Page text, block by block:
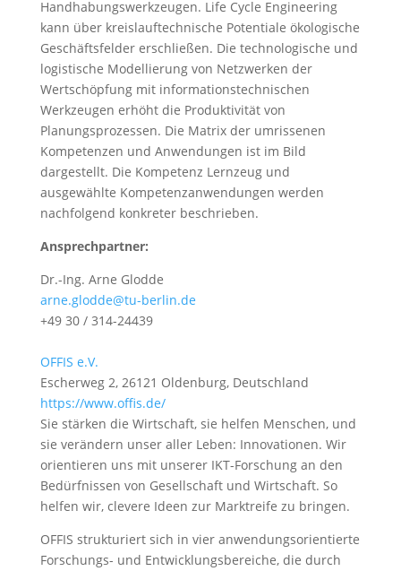
Handhabungswerkzeugen. Life Cycle Engineering
kann über kreislauftechnische Potentiale ökologische
Geschäftsfelder erschließen. Die technologische und
logistische Modellierung von Netzwerken der
Wertschöpfung mit informationstechnischen
Werkzeugen erhöht die Produktivität von
Planungsprozessen. Die Matrix der umrissenen
Kompetenzen und Anwendungen ist im Bild
dargestellt. Die Kompetenz Lernzeug und
ausgewählte Kompetenzanwendungen werden
nachfolgend konkreter beschrieben.
Ansprechpartner:
Dr.-Ing. Arne Glodde
arne.glodde@tu-berlin.de
+49 30 / 314-24439
OFFIS e.V.
Escherweg 2, 26121 Oldenburg, Deutschland
https://www.offis.de/
Sie stärken die Wirtschaft, sie helfen Menschen, und
sie verändern unser aller Leben: Innovationen. Wir
orientieren uns mit unserer IKT-Forschung an den
Bedürfnissen von Gesellschaft und Wirtschaft. So
helfen wir, clevere Ideen zur Marktreife zu bringen.
OFFIS strukturiert sich in vier anwendungsorientierte
Forschungs- und Entwicklungsbereiche, die durch